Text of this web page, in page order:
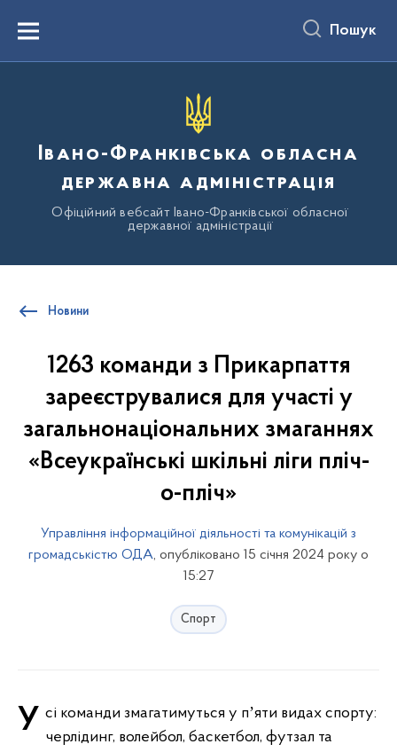
вмістуMenu Пошук
Івано-Франківська обласна
державна адміністрація
Офіційний вебсайт Івано-Франківської обласної
державної адміністрації
Новини
1263 команди з Прикарпаття
зареєструвалися для участі у
загальнонаціональних змаганнях
«Всеукраїнські шкільні ліги пліч-
о-пліч»
Управління інформаційної діяльності та комунікацій з
громадськістю ОДА, опубліковано 15 січня 2024 року о
15:27
Спорт
Усі команди змагатимуться у пʼяти видах спорту: черлідинг, волейбол, баскетбол, футзал та